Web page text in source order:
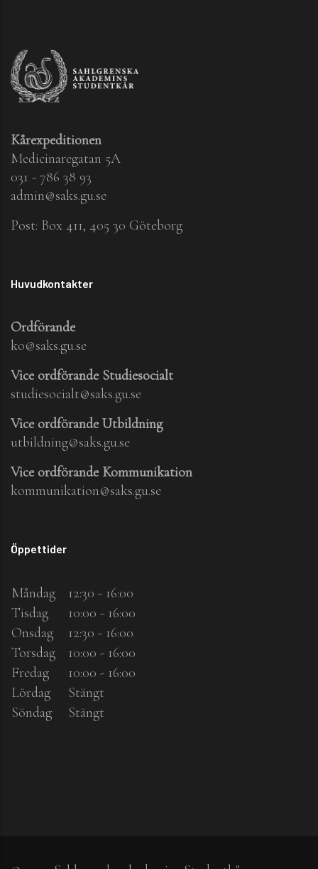
Kårexpeditionen
Medicinaregatan 5A
031 - 786 38 93
admin@saks.gu.se
Post: Box 411, 405 30 Göteborg
Huvudkontakter
Ordförande
ko@saks.gu.se
Vice ordförande Studiesocialt
studiesocialt@saks.gu.se
Vice ordförande Utbildning
utbildning@saks.gu.se
Vice ordförande Kommunikation
kommunikation@saks.gu.se
Öppettider
Måndag
12:30 - 16:00
Tisdag
10:00 - 16:00
Onsdag
12:30 - 16:00
Torsdag
10:00 - 16:00
Fredag
10:00 - 16:00
Lördag
Stängt
Söndag
Stängt